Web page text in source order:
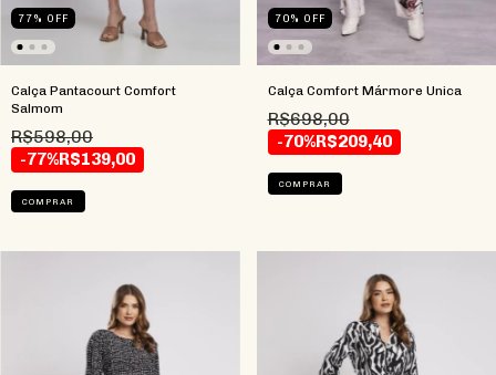
77% OFF
Calça Pantacourt Comfort
Salmom
R$598,00
-77%R$139,00
COMPRAR
70% OFF
Calça Comfort Mármore Unica
R$698,00
-70%R$209,40
COMPRAR